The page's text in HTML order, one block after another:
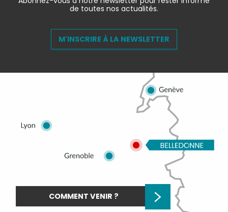
de toutes nos actualités.
M'INSCRIRE À LA NEWSLETTER
COMMENT VENIR ?